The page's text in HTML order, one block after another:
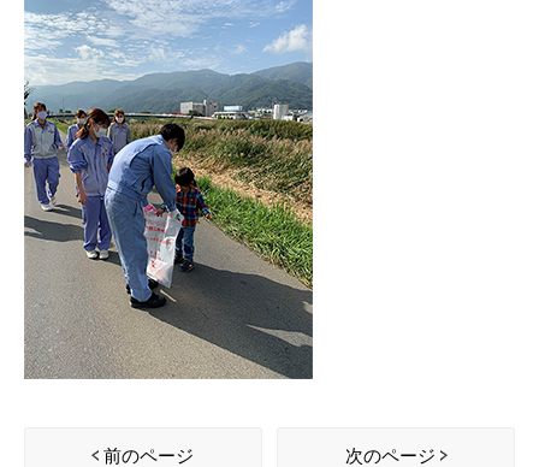
前のページ 次のページ